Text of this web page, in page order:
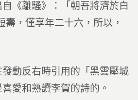
《離騷》：「朝吾將濟於白
，僅享年二十六，所以，
動反右時引用的「黑雲壓城
愛和熟讀李賀的詩的。